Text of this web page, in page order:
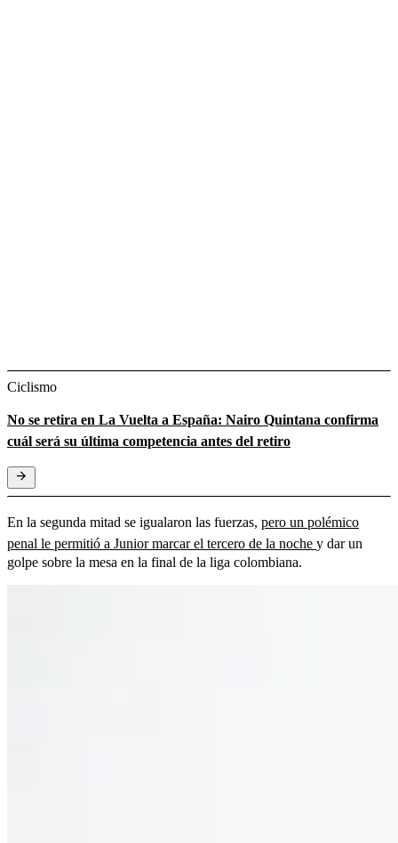
Ciclismo
No se retira en La Vuelta a España: Nairo Quintana confirma
cuál será su última competencia antes del retiro
En la segunda mitad se igualaron las fuerzas, pero un polémico
penal le permitió a Junior marcar el tercero de la noche y dar un
golpe sobre la mesa en la final de la liga colombiana.